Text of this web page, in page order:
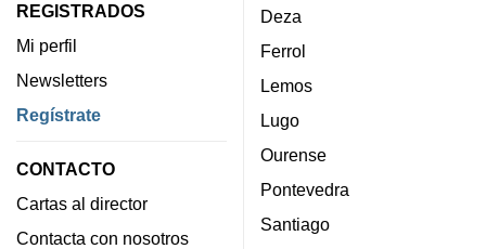
REGISTRADOS
Mi perfil
Newsletters
Regístrate
CONTACTO
Cartas al director
Contacta con nosotros
Deza
Ferrol
Lemos
Lugo
Ourense
Pontevedra
Santiago